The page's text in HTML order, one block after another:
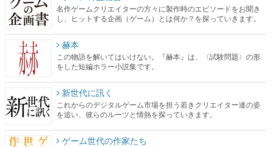
名作ゲームクリエイターの方々に製作時のエピソードをお聞き
し、ヒットする企画（ゲーム）とは何か？を探っていきます。
赫本
この物語を解いてはいけない。『赫本』は、〈試験問題〉の形
をした短編ホラー小説集です。
新世代に訊く
これからのデジタルゲーム市場を担う若きクリエイター達の姿
を追い、彼らのルーツと情熱を探っていきます。
ゲーム世代の作家たち